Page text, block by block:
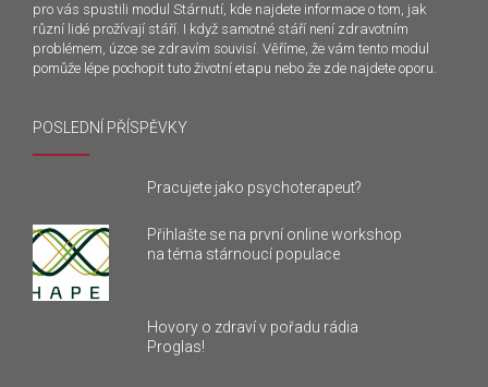
pro vás spustili modul Stárnutí, kde najdete informace o tom, jak
různí lidé prožívají stáří. I když samotné stáří není zdravotním
problémem, úzce se zdravím souvisí. Věříme, že vám tento modul
pomůže lépe pochopit tuto životní etapu nebo že zde najdete oporu.
POSLEDNÍ PŘÍSPĚVKY
Pracujete jako psychoterapeut?
Přihlašte se na první online workshop
na téma stárnoucí populace
Hovory o zdraví v pořadu rádia
Proglas!